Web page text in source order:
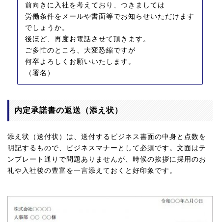
前向きに入社を考えており、つきましては
労働条件をメールや書面等でお知らせいただけます
でしょうか。
後ほど、再度お電話させて頂きます。
ご多忙のところ、大変恐縮ですが
何卒よろしくお願いいたします。
（署名）
内定承諾書の返送（添え状）
添え状（送付状）は、送付するビジネス書面の中身と点数を
明記するもので、ビジネスマナーとして必須です。文面はテ
ンプレート通りで問題ありませんが、時候の挨拶に採用のお
礼や入社後の豊富を一言添えておくと好印象です。